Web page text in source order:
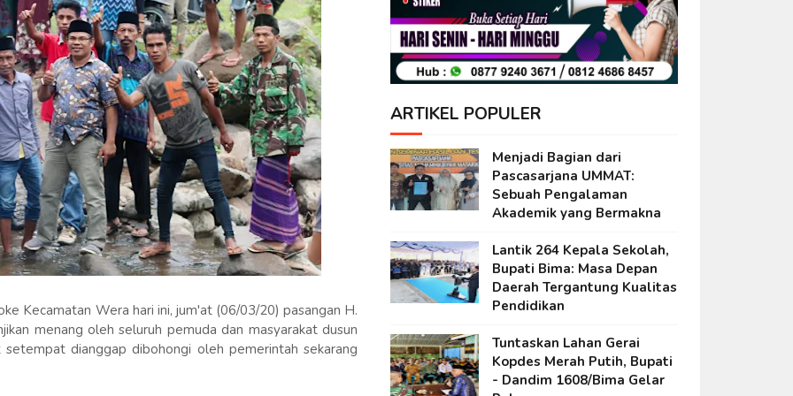
Kecamatan Wera hari ini, jum'at (06/03/20) pasangan H.
menang oleh seluruh pemuda dan masyarakat dusun
dianggap dibohongi oleh pemerintah sekarang
ARTIKEL POPULER
Menjadi Bagian dari
Pascasarjana UMMAT:
Sebuah Pengalaman
Akademik yang Bermakna
Lantik 264 Kepala Sekolah,
Bupati Bima: Masa Depan
Daerah Tergantung Kualitas
Pendidikan
Tuntaskan Lahan Gerai
Kopdes Merah Putih, Bupati
- Dandim 1608/Bima Gelar